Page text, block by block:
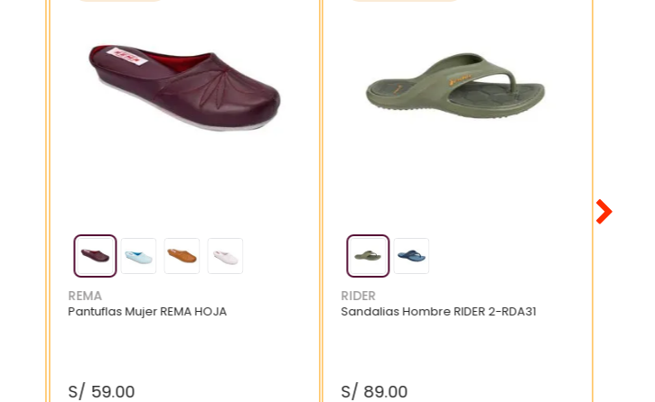
REMA
Pantuflas Mujer REMA HOJA
S/ 59.00
RIDER
Sandalias Hombre RIDER 2-RDA31
S/ 89.00